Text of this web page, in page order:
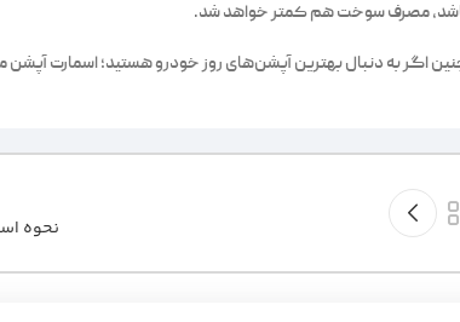
باشد، مصرف سوخت هم کمتر خواهد شد.
اگر به دنبال بهترین آپشن‌های روز خودرو هستید؛ اسمارت
نحوه